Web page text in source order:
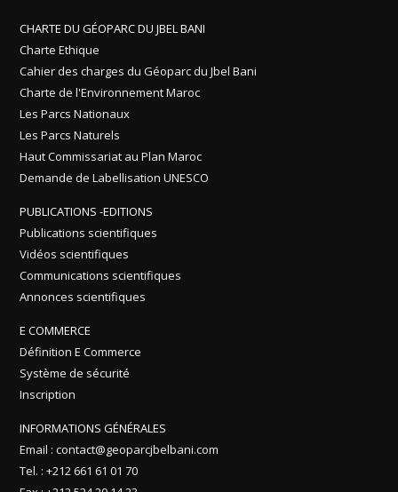
CHARTE DU GÉOPARC DU JBEL BANI
Charte Ethique
Cahier des charges du Géoparc du Jbel Bani
Charte de l'Environnement Maroc
Les Parcs Nationaux
Les Parcs Naturels
Haut Commissariat au Plan Maroc
Demande de Labellisation UNESCO
PUBLICATIONS -EDITIONS
Publications scientifiques
Vidéos scientifiques
Communications scientifiques
Annonces scientifiques
E COMMERCE
Définition E Commerce
Système de sécurité
Inscription
INFORMATIONS GÉNÉRALES
Email : contact@geoparcjbelbani.com
Tel. : +212 661 61 01 70